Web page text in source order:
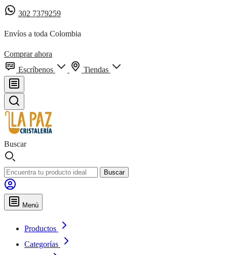
302 7379259
Envíos a toda Colombia
Comprar ahora
Escríbenos
Tiendas
Buscar
Buscar
Menú
Productos
Categorías